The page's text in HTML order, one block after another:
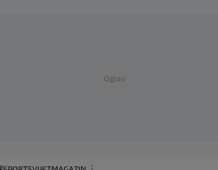
Oglas